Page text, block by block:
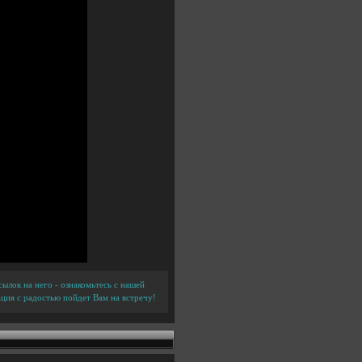
на него - ознакомьтесь с нашей
с радостью пойдет Вам на встречу!